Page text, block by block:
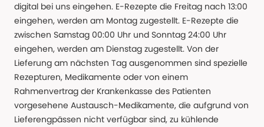
digital bei uns eingehen. E-Rezepte die Freitag nach 13:00
eingehen, werden am Montag zugestellt. E-Rezepte die
zwischen Samstag 00:00 Uhr und Sonntag 24:00 Uhr
eingehen, werden am Dienstag zugestellt. Von der
Lieferung am nächsten Tag ausgenommen sind spezielle
Rezepturen, Medikamente oder von einem
Rahmenvertrag der Krankenkasse des Patienten
vorgesehene Austausch-Medikamente, die aufgrund von
Lieferengpässen nicht verfügbar sind, zu kühlende